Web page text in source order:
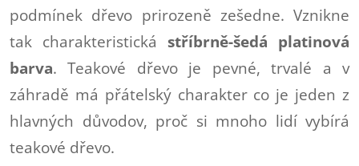
podmínek dřevo prirozeně zešedne. Vznikne
tak charakteristická stříbrně-šedá platinová
barva. Teakové dřevo je pevné, trvalé a v
záhradě má přátelský charakterco je jeden z
hlavných důvodov, proč si mnoho lidí vybírá
teakové dřevo.